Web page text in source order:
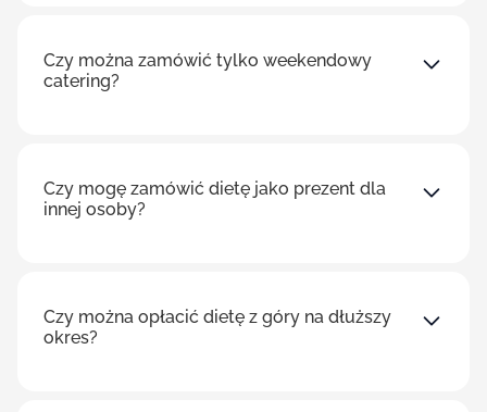
Czy można zamówić tylko weekendowy
catering?
Czy mogę zamówić dietę jako prezent dla
innej osoby?
Czy można opłacić dietę z góry na dłuższy
okres?